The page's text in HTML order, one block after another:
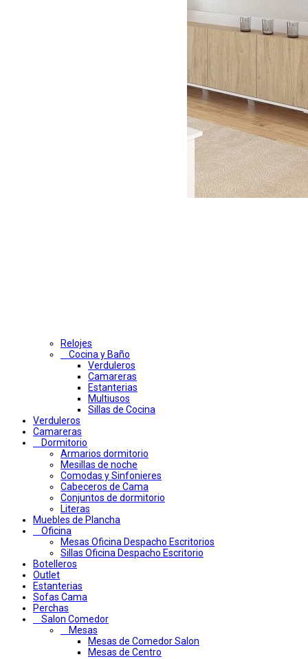
Relojes
Cocina y Baño
Verduleros
Camareras
Estanterias
Multiusos
Sillas de Cocina
Verduleros
Camareras
Dormitorio
Armarios dormitorio
Mesillas de noche
Comodas y Sinfonieres
Cabeceros de Cama
Conjuntos de dormitorio
Literas
Muebles de Plancha
Oficina
Mesas Oficina Despacho Escritorios
Sillas Oficina Despacho Escritorio
Botelleros
Outlet
Estanterias
Sofas Cama
Perchas
Salon Comedor
Mesas
Mesas de Comedor Salon
Mesas de Centro